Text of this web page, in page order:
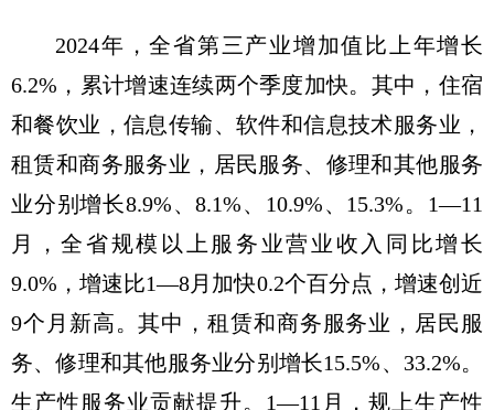
2024年，全省第三产业增加值比上年增长
6.2%，累计增速连续两个季度加快。其中，住宿
和餐饮业，信息传输、软件和信息技术服务业，
租赁和商务服务业，居民服务、修理和其他服务
业分别增长8.9%、8.1%、10.9%、15.3%。1—11
月，全省规模以上服务业营业收入同比增长
9.0%，增速比1—8月加快0.2个百分点，增速创近
9个月新高。其中，租赁和商务服务业，居民服
务、修理和其他服务业分别增长15.5%、33.2%。
生产性服务业贡献提升。1—11月，规上生产性